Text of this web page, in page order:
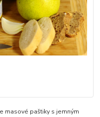
masové paštiky s jemným